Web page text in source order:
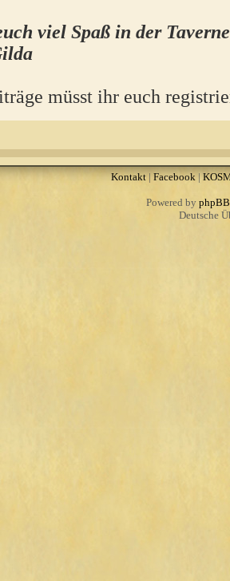
viel Spaß in der
müsst ihr euch
Kontakt|Facebook |
Powered by phpBB
Deutsche